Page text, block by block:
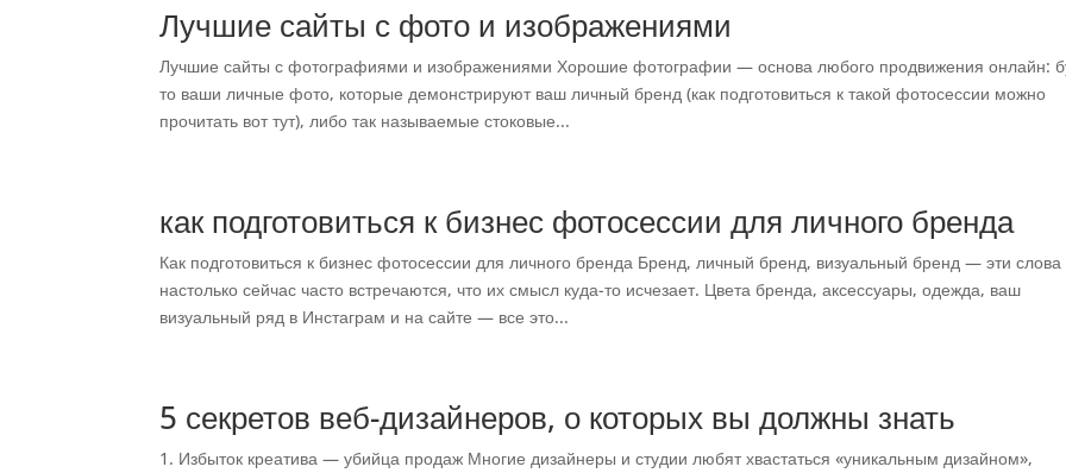
Лучшие сайты с фото и изображениями
Лучшие сайты с фотографиями и изображениями Хорошие фотографии — основа любого продвижения онлайн:
то ваши личные фото, которые демонстрируют ваш личный бренд (как подготовиться к такой фотосессии можно
прочитать вот тут), либо так называемые стоковые...
как подготовиться к бизнес фотосессии для личного бренда
Как подготовиться к бизнес фотосессии для личного бренда Бренд, личный бренд, визуальный бренд — эти слова
настолько сейчас часто встречаются, что их смысл куда-то исчезает. Цвета бренда, аксессуары, одежда, ваш
визуальный ряд в Инстаграм и на сайте — все это...
5 секретов веб-дизайнеров, о которых вы должны знать
1. Избыток креатива — убийца продаж Многие дизайнеры и студии любят хвастаться «уникальным дизайном»,